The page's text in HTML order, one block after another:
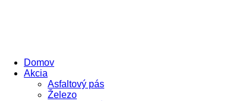
Domov
Akcia
Asfaltový pás
Železo